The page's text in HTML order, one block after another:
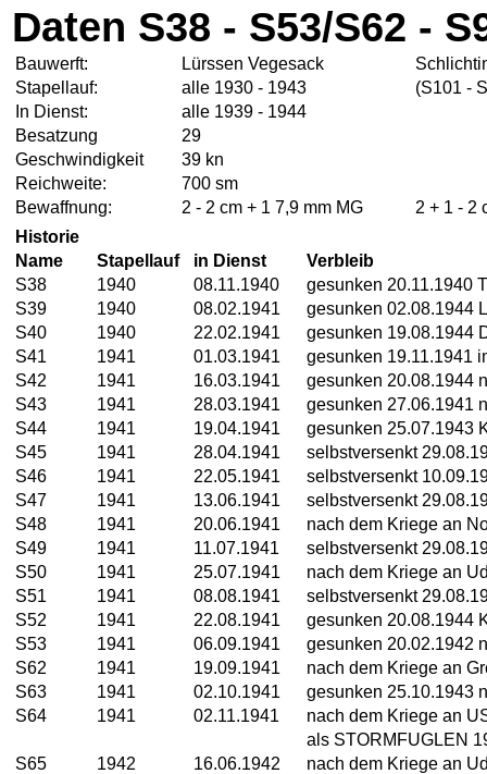
Daten S38 - S53/S62 -
Bauwerft: Lürssen Vegesack
Stapellauf:
alle 1930 - 1943
(S101 -
In Dienst:
alle 1939 - 1944
Besatzung
29
Geschwindigkeit
39 kn
Reichweite:
700 sm
Bewaffnung:
2 - 2 cm + 1 7,9 mm MG
2 + 1 - 2
Historie
Name
Stapellauf in Dienst
Verbleib
S38
1940 08.11.1940
gesunken 20.11.1940
S39
1940 08.02.1941
gesunken 02.08.1944
S40
1940 22.02.1941
gesunken 19.08.1944
S41
1941 01.03.1941
gesunken 19.11.1941
S42
1941 16.03.1941
gesunken 20.08.1944
S43
1941 28.03.1941
gesunken 27.06.1941
S44
1941 19.04.1941
gesunken 25.07.1943
S45
1941 28.04.1941
selbstversenkt
S46
1941 22.05.1941
selbstversenkt
S47
1941 13.06.1941
selbstversenkt
S48
1941 20.06.1941
nach dem Kriege an
S49
1941 11.07.1941
selbstversenkt
S50
1941 25.07.1941
nach dem Kriege an
S51
1941 08.08.1941
selbstversenkt
S52
1941 22.08.1941
gesunken 20.08.1944
S53
1941 06.09.1941
gesunken 20.02.1942
S62
1941 19.09.1941
nach dem Kriege an
S63
1941 02.10.1941
gesunken 25.10.1943
S64
1941 02.11.1941
nach dem Kriege an
als STORMFUGLEN
S65
1942 16.06.1942
nach dem Kriege an